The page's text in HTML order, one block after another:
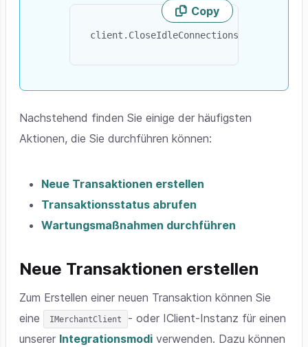
Skip code example Copy
Nachstehend finden Sie einige der häufigsten
Aktionen, die Sie durchführen können:
Neue Transaktionen erstellen
Transaktionsstatus abrufen
Wartungsmaßnahmen durchführen
Neue Transaktionen erstellen
Zum Erstellen einer neuen Transaktion können Sie
eine
IMerchantClient
- oder IClient-Instanz für einen
unserer Integrationsmodi verwenden. Dazu können